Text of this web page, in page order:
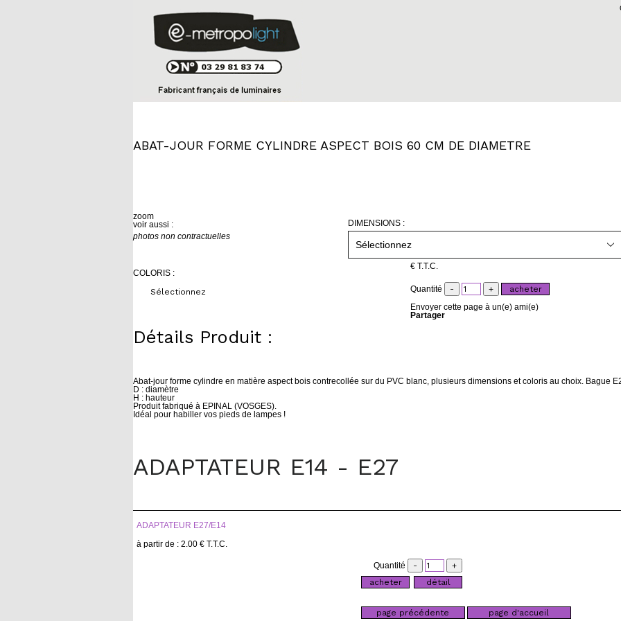
ABAT-JOUR FORME CYLINDRE ASPECT BOIS 60 CM DE DIAMETRE
zoom
voir aussi :
photos non contractuelles
DIMENSIONS :
COLORIS :
€ T.T.C.
Quantité
Envoyer cette page à un(e) ami(e)
Partager
Détails Produit :
Abat-jour forme cylindre en matière aspect bois contrecollée sur du PVC blanc, plusieurs dimensions et coloris au choix. Bague
D : diamètre
H : hauteur
Produit fabriqué à EPINAL (VOSGES).
Idéal pour habiller vos pieds de lampes !
ADAPTATEUR E14 - E27
ADAPTATEUR E27/E14
2.00 € T.T.C.
Quantité